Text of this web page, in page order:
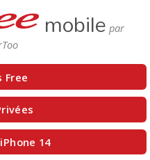
mobile
Free
14